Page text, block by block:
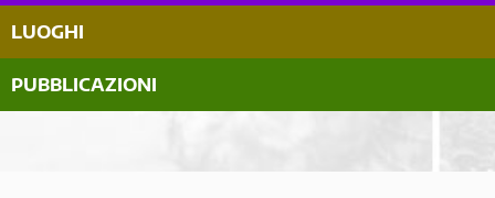
LUOGHI
PUBBLICAZIONI